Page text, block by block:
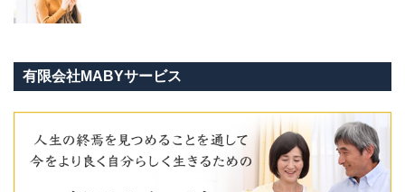
有限会社MABYサービス